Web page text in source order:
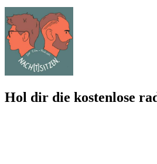
Hol dir die kostenlose